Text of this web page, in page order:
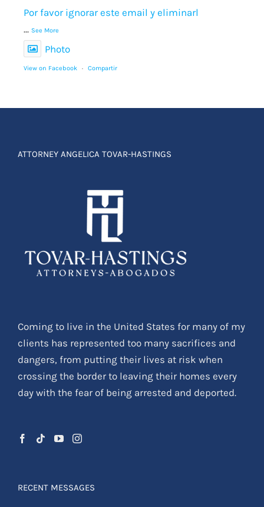
Por favor ignorar este email y eliminarl
... See More
Photo
View on Facebook · Compartir
ATTORNEY ANGELICA TOVAR-HASTINGS
Coming to live in the United States for many of my
clients has represented too many sacrifices and
dangers, from putting their lives at risk when
crossing the border to leaving their homes every
day with the fear of being arrested and deported.
RECENT MESSAGES